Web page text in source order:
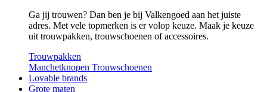
Ga jij trouwen? Dan ben je bij Valkengoed aan het juiste
adres. Met vele topmerken is er volop keuze. Maak je keuze
uit trouwpakken, trouwschoenen of accessoires.
Trouwpakken
Manchetknopen Trouwschoenen
Lovable brands
Grote maten